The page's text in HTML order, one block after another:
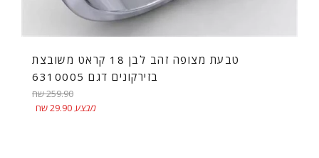
טבעת מצופה זהב לבן 18 קראט משובצת
בזירקונים דגם 6310005
מחיר
רגיל
259.90 שח
מבצע29.90 שח